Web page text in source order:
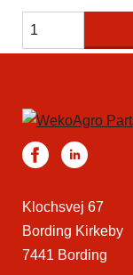
Klochsvej 67
Bording Kirkeby
7441 Bording